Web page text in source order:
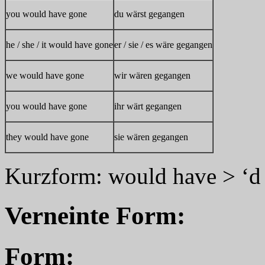
you would have gone du wärst gegangen
he / she / it would have goneer / sie / es wäre gegangen
we would have gone wir wären gegangen
you would have gone ihr wärt gegangen
they would have gone sie wären gegangen
Kurzform: would have > ‘d
Verneinte Form:
Form: